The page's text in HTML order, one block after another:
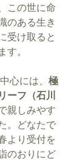
この世に命
のある生き
受け取ると
。
心には、 極
ーフ（石川
親しみやす
。どなたで
より受付を
のおりにど